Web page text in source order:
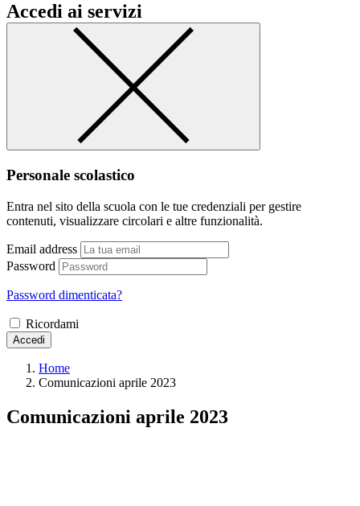
Accedi ai servizi
Personale scolastico
Entra nel sito della scuola con le tue credenziali per gestire
contenuti, visualizzare circolari e altre funzionalità.
Email address
Password
Password dimenticata?
Ricordami
Accedi
Home
Comunicazioni aprile 2023
Comunicazioni aprile 2023